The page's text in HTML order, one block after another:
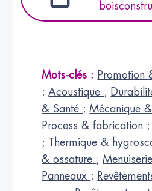
Mots-clés : Promotion
;Acoustique ;
& Santé ;Mécanique
Process & fabrication ;
; Thermique &
& ossature ;
Panneaux ;